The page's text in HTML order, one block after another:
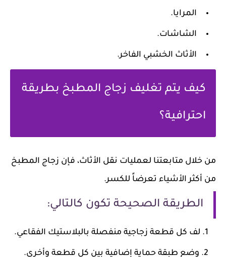
المرايا.
الشاشات.
الأثاث الخشبي الفاخر.
كيف يتم تغليف زجاج المطبخ بطريقة
احترافية؟
من خلال متابعتنا لعمليات نقل الأثاث، فإن زجاج المطبخ
من أكثر الأشياء تعرضاً للكسر.
الطريقة الصحيحة تكون كالتالي:
لف كل قطعة زجاجية منفصلة بالبلاستيك الفقاعي.
وضع طبقة حماية إضافية بين كل قطعة وأخرى.